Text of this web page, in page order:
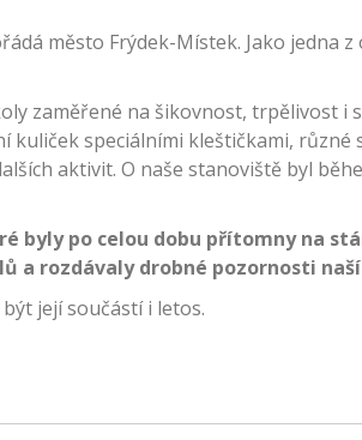
město Frýdek-Místek. Jako jedna
zaměřené na šikovnost, trpělivost i
speciálními kleštičkami, různé
aktivit. O naše stanoviště byl
byly po celou dobu přítomny na
a rozdávaly drobné pozornosti
její součástí i letos.